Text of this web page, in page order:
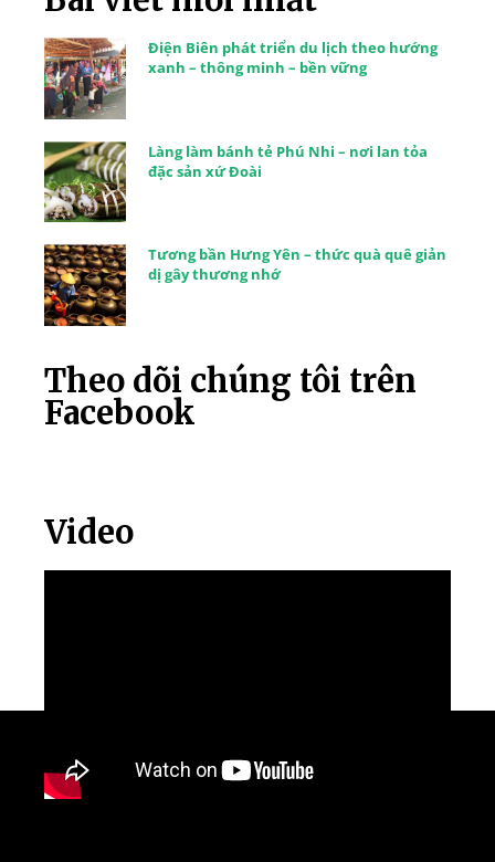
Điện Biên phát triển du lịch theo hướng
xanh – thông minh – bền vững
Làng làm bánh tẻ Phú Nhi – nơi lan tỏa
đặc sản xứ Đoài
Tương bần Hưng Yên – thức quà quê giản
dị gây thương nhớ
Theo dõi chúng tôi trên
Facebook
Video